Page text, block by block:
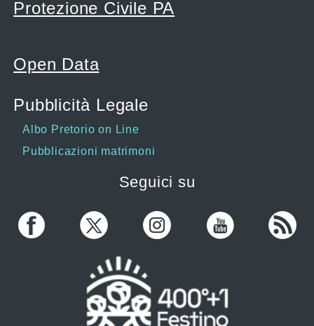
Protezione Civile PA
Open Data
Pubblicità Legale
Albo Pretorio on Line
Pubblicazioni matrimoni
Seguici su